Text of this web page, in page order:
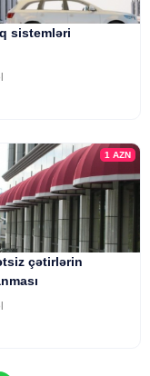
sistemləri
1 AZN
çətirlərin